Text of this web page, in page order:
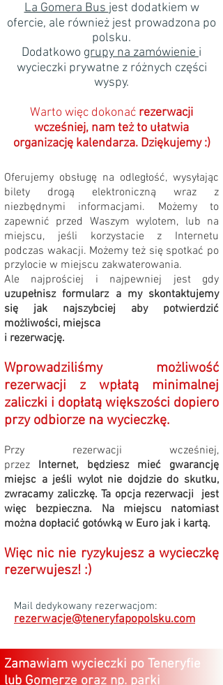
La Gomera Bus jest dodatkiem w
ofercie, ale również jest prowadzona po
polsku.
Dodatkowo grupy na zamówienie i
wycieczki prywatne z różnych części
wyspy.
Warto więc dokonać rezerwacji
wcześniej, nam też to ułatwia
organizację kalendarza. Dziękujemy :)
Oferujemy obsługę na odległość, wysyłając
bilety drogą elektroniczną wraz z
niezbędnymi informacjami. Możemy to
zapewnić przed Waszym wylotem, lub na
miejscu, jeśli korzystacie z Internetu
podczas wakacji. Możemy też się spotkać po
przylocie w miejscu zakwaterowania.
Ale najprościej i najpewniej jest gdy
uzupełnisz formularz a my skontaktujemy
się jak najszybciej aby potwierdzić
możliwości, miejsca
i rezerwację.
Wprowadziliśmy
możliwość
rezerwacji z wpłatą minimalnej
zaliczki i dopłatą większości dopiero
przy odbiorze na wycieczkę.
Przy rezerwacji wcześniej,
przez Internet, będziesz mieć gwarancję
miejsc a jeśli wylot nie dojdzie do skutku,
zwracamy zaliczkę. Ta opcja rezerwacji jest
więc bezpieczna. Na miejscu natomiast
można dopłacić gotówką w Euro jak i kartą.
Więc nic nie ryzykujesz a wycieczkę
rezerwujesz! :)
Mail dedykowany rezerwacjom:
rezerwacje@teneryfapopolsku.com
Zamawiam wycieczki po Teneryfie
lub Gomerze oraz np. parki